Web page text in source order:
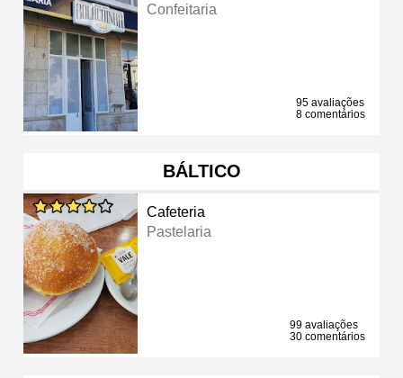
Confeitaria
95 avaliações
8 comentários
BÁLTICO
Cafeteria
Pastelaria
99 avaliações
30 comentários